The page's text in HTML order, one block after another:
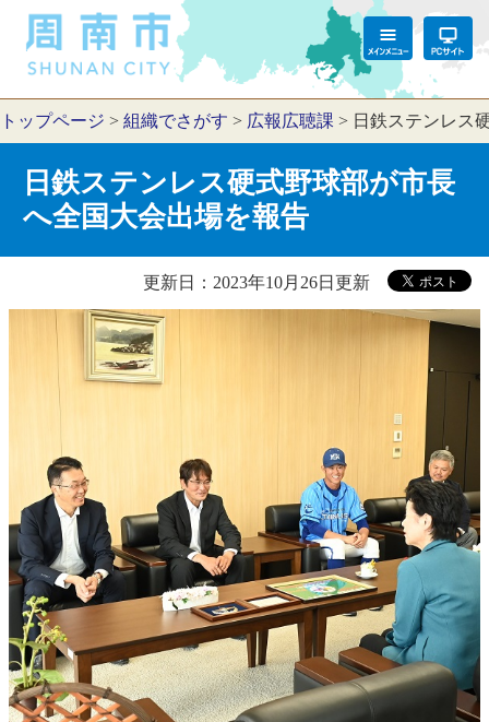
トップページ > 組織でさがす > 広報広聴課 > 日鉄ステンレス
日鉄ステンレス硬式野球部が市長
へ全国大会出場を報告
更新日：2023年10月26日更新